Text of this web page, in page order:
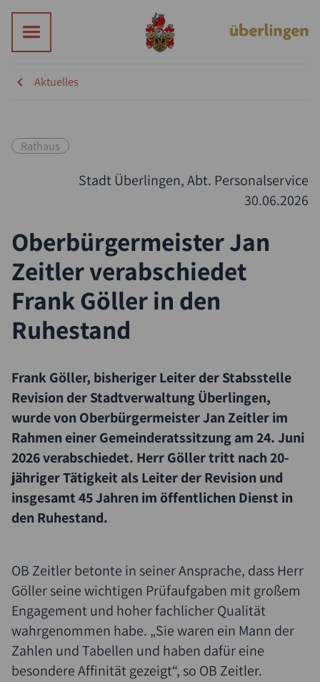
Aktuelles
Rathaus
Stadt Überlingen, Abt. Personalservice
30.06.2026
Oberbürgermeister Jan
Zeitler verabschiedet
Frank Göller in den
Ruhestand
Frank Göller, bisheriger Leiter der Stabsstelle
Revision der Stadtverwaltung Überlingen,
wurde von Oberbürgermeister Jan Zeitler im
Rahmen einer Gemeinderatssitzung am 24. Juni
2026 verabschiedet. Herr Göller tritt nach 20-
jähriger Tätigkeit als Leiter der Revision und
insgesamt 45 Jahren im öffentlichen Dienst in
den Ruhestand.
OB Zeitler betonte in seiner Ansprache, dass Herr
Göller seine wichtigen Prüfaufgaben mit großem
Engagement und hoher fachlicher Qualität
wahrgenommen habe. „Sie waren ein Mann der
Zahlen und Tabellen und haben dafür eine
besondere Affinität gezeigt“, so OB Zeitler.